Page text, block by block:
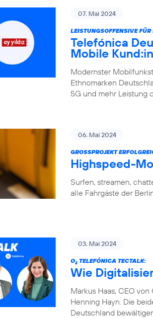
07. Mai 2024
LEISTUNGSOFFENSIVE
Telefónica
Mobile
Modernster
Ethnomarken
5G und mehr Leistung
06. Mai 2024
GROSSPROJEKT
Highspeed-
Surfen, streamen,
alle Fahrgäste der
03. Mai 2024
O2 TELEFÓNICA TECTALK:
Wie
Markus Haas, CEO von
Henning Hayn. Die
Deutschland